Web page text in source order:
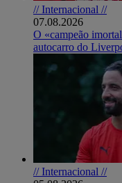
// Internacional //
07.08.2026
O «campeão
autocarro do
// Internacional //